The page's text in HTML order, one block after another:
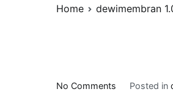
Home dewimembran
No Comments Posted in